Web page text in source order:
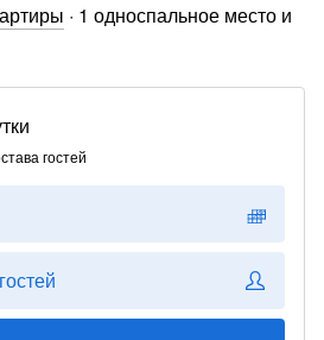
· 1 односпальное место и
гостей